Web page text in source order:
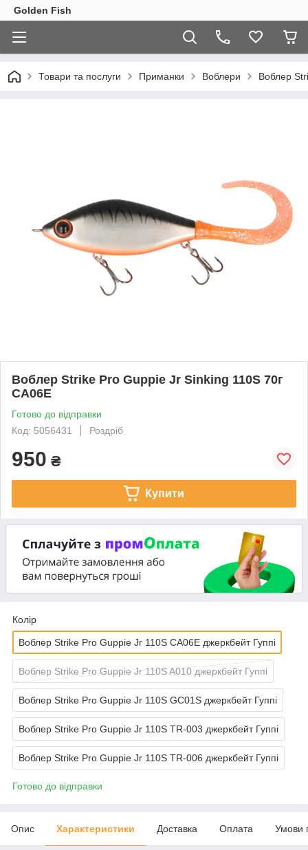
Golden Fish
Товари та послуги Приманки Воблери Воблер
Воблер Strike Pro Guppie Jr Sinking 110S 70г
CA06E
Готово до відправки
Код: 5056431
Роздріб
950 ₴
Купити
Колір
Воблер Strike Pro Guppie Jr 110S CA06E джеркбейт Гуппі
Воблер Strike Pro Guppie Jr 110S A010 джеркбейт Гуппі
Воблер Strike Pro Guppie Jr 110S GC01S джеркбейт Гуппі
Воблер Strike Pro Guppie Jr 110S TR-003 джеркбейт Гуппі
Воблер Strike Pro Guppie Jr 110S TR-006 джеркбейт Гуппі
Готово до відправки
Опис Характеристики Доставка Оплата Умови